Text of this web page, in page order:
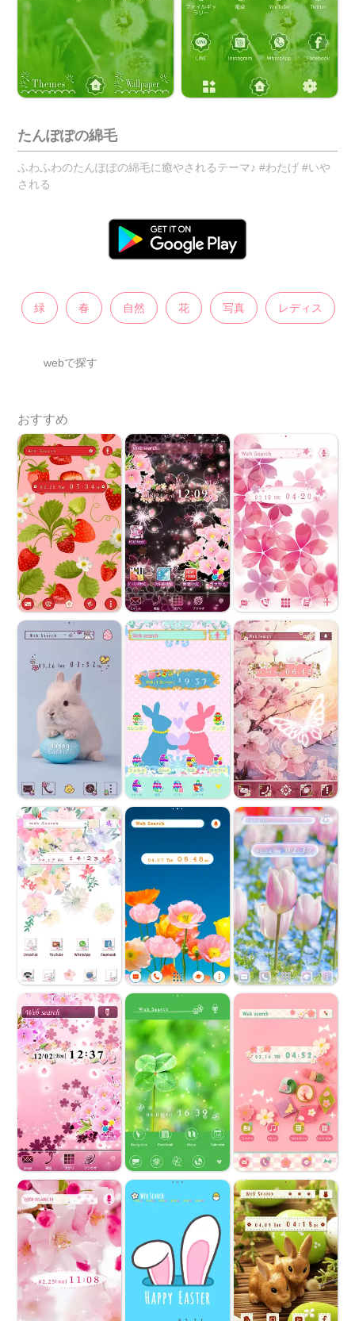
たんぽぽの綿毛
ふわふわのたんぽぽの綿毛に癒やされるテーマ♪ #わたげ #いや
される
緑 春 自然 花 写真 レディス
webで探す
おすすめ